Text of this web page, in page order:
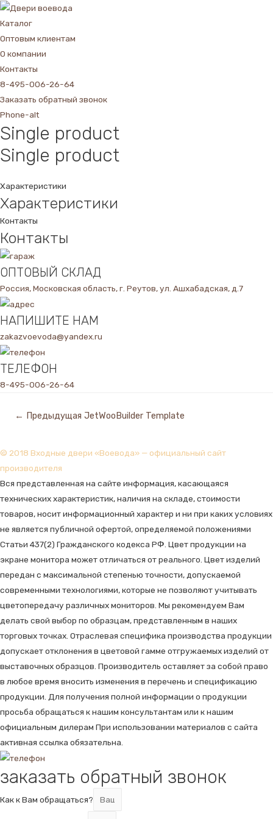
Каталог
Оптовым клиентам
О компании
Контакты
8-495-006-26-64
Заказать обратный звонок
Phone-alt
Single product
Single product
Характеристики
Характеристики
Контакты
Контакты
ОПТОВЫЙ СКЛАД
Россия, Московская область, г. Реутов, ул. Ашхабадская, д.7
НАПИШИТЕ НАМ
zakazvoevoda@yandex.ru
ТЕЛЕФОН
8-495-006-26-64
Навигация
записям
← Предыдущая JetWooBuilder Template
© 2018 Входные двери «Воевода» — официальный сайт
производителя
Вся представленная на сайте информация, касающаяся
технических характеристик, наличия на складе, стоимости
товаров, носит информационный характер и ни при каких условиях
не является публичной офертой, определяемой положениями
Статьи 437(2) Гражданского кодекса РФ. Цвет продукции на
экране монитора может отличаться от реального. Цвет изделий
передан с максимальной степенью точности, допускаемой
современными технологиями, которые не позволяют учитывать
цветопередачу различных мониторов. Мы рекомендуем Вам
делать свой выбор по образцам, представленным в наших
торговых точках. Отраслевая специфика производства продукции
допускает отклонения в цветовой гамме отгружаемых изделий от
выставочных образцов. Производитель оставляет за собой право
в любое время вносить изменения в перечень и спецификацию
продукции. Для получения полной информации о продукции
просьба обращаться к нашим консультантам или к нашим
официальным дилерам При использовании материалов с сайта
активная ссылка обязательна.
заказать обратный звонок
Как к Вам обращаться?